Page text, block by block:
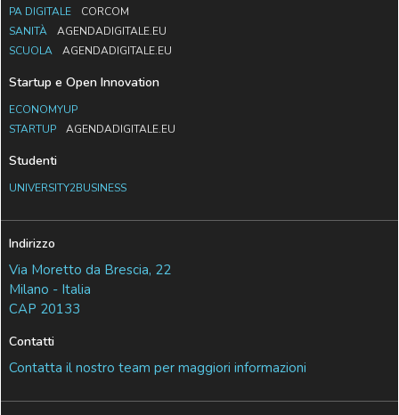
PA DIGITALE
CORCOM
SANITÀ
AGENDADIGITALE.EU
SCUOLA
AGENDADIGITALE.EU
Startup e Open Innovation
ECONOMYUP
STARTUP
AGENDADIGITALE.EU
Studenti
UNIVERSITY2BUSINESS
Indirizzo
Via Moretto da Brescia, 22
Milano - Italia
CAP 20133
Contatti
Contatta il nostro team per maggiori informazioni